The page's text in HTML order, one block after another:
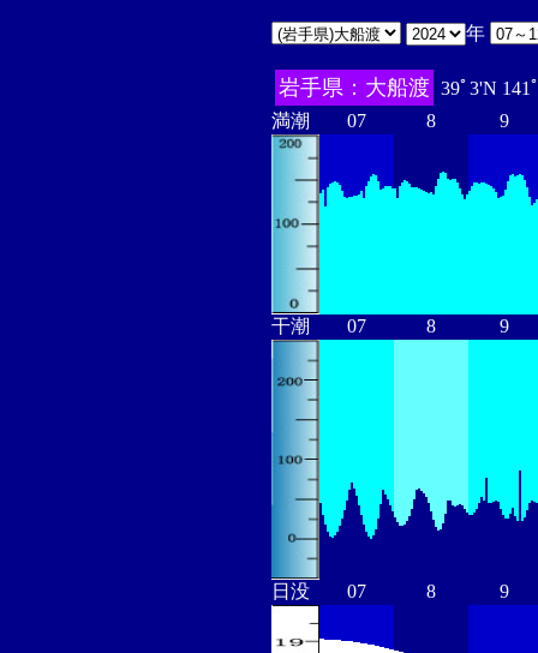
年
岩手県：大船渡 39ﾟ3'N 141
満潮
07 8 9
干潮 07 8 9
日没 07 8 9